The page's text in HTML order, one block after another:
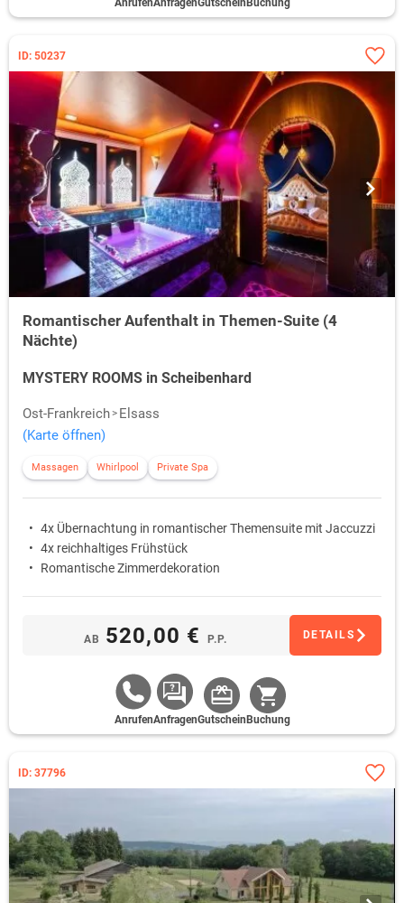
AnrufenAnfragenGutschein Buchung
ID: 50237
Romantischer Aufenthalt in Themen-Suite (4
Nächte)
MYSTERY ROOMS in Scheibenhard
Ost-Frankreich
Elsass
(Karte öffnen)
Massagen Whirlpool Private Spa
4x Übernachtung in romantischer Themensuite mit Jaccuzzi
4x reichhaltiges Frühstück
Romantische Zimmerdekoration
AB 520,00 € P.P. DETAILS
AnrufenAnfragenGutschein Buchung
ID: 37796